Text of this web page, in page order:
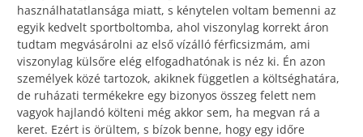
használhatatlansága miatt, s kénytelen voltam bemenni az
egyik kedvelt sportboltomba, ahol viszonylag korrekt áron
tudtam megvásárolni az első vízálló férficsizmám, ami
viszonylag külsőre elég elfogadhatónak is néz ki. Én azon
személyek közé tartozok, akiknek független a költséghatára,
de ruházati termékekre egy bizonyos összeg felett nem
vagyok hajlandó költeni még akkor sem, ha megvan rá a
keret. Ezért is örültem, s bízok benne, hogy egy időre